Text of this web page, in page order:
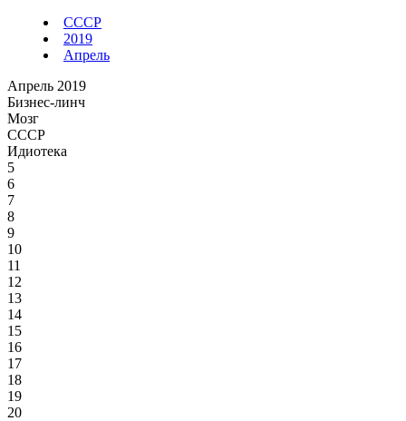
СССР
2019
Апрель
Апрель 2019
Бизнес-линч
Мозг
СССР
Идиотека
5
6
7
8
9
10
11
12
13
14
15
16
17
18
19
20